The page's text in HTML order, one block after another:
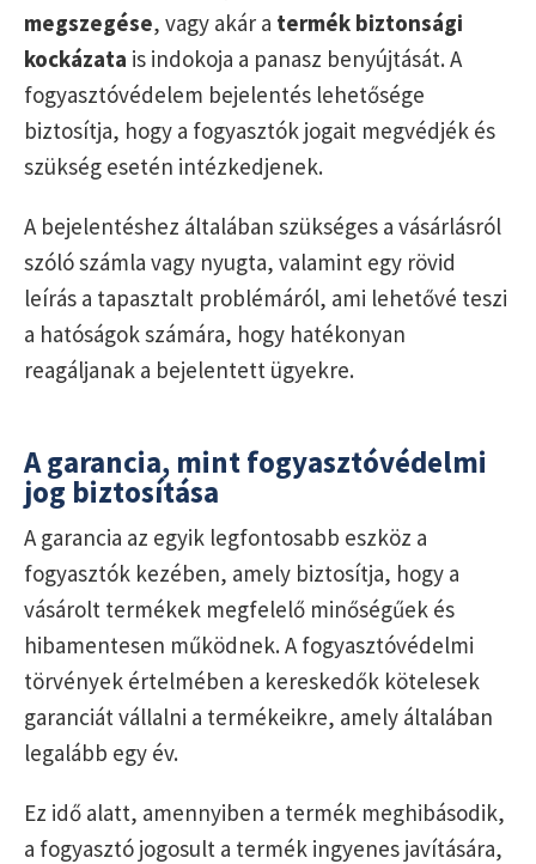
megszegése, vagy akár a termék biztonsági
kockázata is indokoja a panasz benyújtását. A
fogyasztóvédelem bejelentés lehetősége
biztosítja, hogy a fogyasztók jogait megvédjék és
szükség esetén intézkedjenek.
A bejelentéshez általában szükséges a vásárlásról
szóló számla vagy nyugta, valamint egy rövid
leírás a tapasztalt problémáról, ami lehetővé teszi
a hatóságok számára, hogy hatékonyan
reagáljanak a bejelentett ügyekre.
A garancia, mint fogyasztóvédelmi
jog biztosítása
A garancia az egyik legfontosabb eszköz a
fogyasztók kezében, amely biztosítja, hogy a
vásárolt termékek megfelelő minőségűek és
hibamentesen működnek. A fogyasztóvédelmi
törvények értelmében a kereskedők kötelesek
garanciát vállalni a termékeikre, amely általában
legalább egy év.
Ez idő alatt, amennyiben a termék meghibásodik,
a fogyasztó jogosult a termék ingyenes javítására,